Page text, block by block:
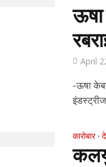
April
-ऊषा
कारोबार •